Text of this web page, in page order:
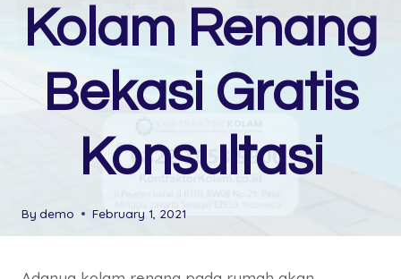
Kolam Renang
Bekasi Gratis
Konsultasi
By demo February 1, 2021